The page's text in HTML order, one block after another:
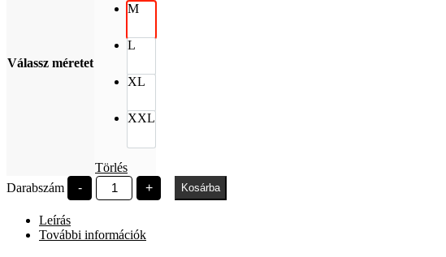
Válassz méretet
M
L
XL
XXL
Törlés
Darabszám
-
SZE
Polaroid
fehér
+ Kosárba
Leírás
További információk